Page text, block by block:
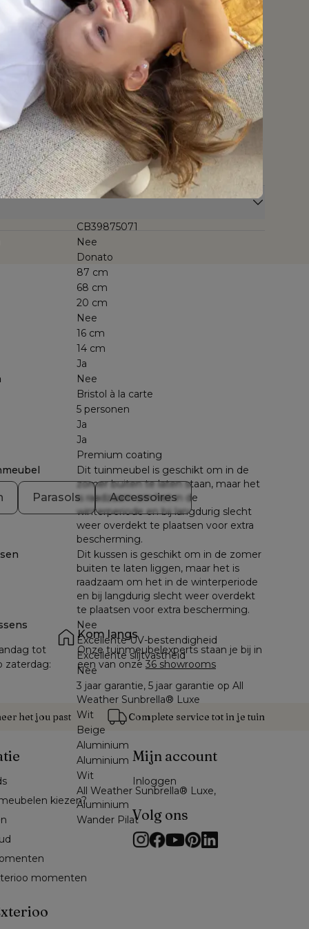
roestvrij, licht maar bijzonder sterk materiaal. De
kwalitatief dankzij hun Sunbrella® Luxe-stof.
weerbestendige stof met een coating die niet
ook beschermt tegen vuil, vlekken en vloeistoffen.
bestand tegen weer en wind, mag het hele jaar
jarenlang slijt- en kleurvast dankzij de tot in de kern
stof wordt bij Bristol À La Carte
laag quick dry foam, een comfortabel schuim
dat geen water ophoudt én snel droogt. Alle kussens
Sunbrella® Luxe is verkrijgbaar in
ook beschikbaar voor je parasoldoek, poef,
Luxe geniet je van 5 jaar garantie.
CB39875071
Nee
Donato
87 cm
68 cm
20 cm
Nee
16 cm
14 cm
Ja
Nee
Bristol à la carte
5 personen
Ja
Ja
Premium coating
Dit tuinmeubel is geschikt om in de
zomer buiten te laten staan, maar het
is raadzaam om het in de
winterperiode en bij langdurig slecht
weer overdekt te plaatsen voor extra
bescherming.
Dit kussen is geschikt om in de zomer
buiten te laten liggen, maar het is
raadzaam om het in de winterperiode
en bij langdurig slecht weer overdekt
te plaatsen voor extra bescherming.
Nee
Excellente UV-bestendigheid
Excellente slijtvastheid
Nee
3 jaar garantie, 5 jaar garantie op All
Weather Sunbrella® Luxe
Wit
Beige
Aluminium
Aluminium
Wit
All Weather Sunbrella® Luxe,
Aluminium
Wander Pilat
Parasols Accessoires
tot
zaterdag:
Kom langs
Onze tuinmeubelexperts staan je bij in
een van onze 36 showrooms
het jou past Complete service tot in je tuin
kiezen?
momenten
Mijn account
Inloggen
Volg ons